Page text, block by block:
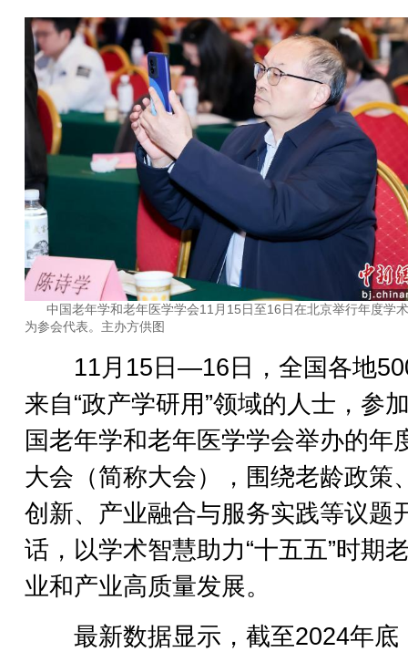
中国老年学和老年医学学会11月15日至16日在北京举行年度学
为参会代表。主办方供图
11月15日—16日，全国各地
来自“政产学研用”领域的人士，参
国老年学和老年医学学会举办的年
大会（简称大会），围绕老龄政策
创新、产业融合与服务实践等议题
话，以学术智慧助力“十五五”时期
业和产业高质量发展。
最新数据显示，截至2024年底